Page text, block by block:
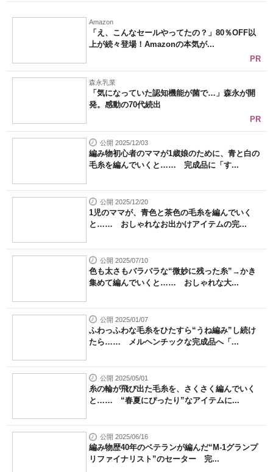
Amazon
「え、こんなセールやってたの？」80％OFF以
上が続々登場！Amazonの本気が...
PR
森永乳業
「気になっていた認知機能が菌で…」森永が開
発。感動の70代続出
PR
公開 2025/12/03
編み物初心者のママが1歳娘のために、青と白の
毛糸を編んでいくと…… 完成品に「す...
公開 2025/12/20
1児のママが、青色と茶色の毛糸を編んでいく
と…… おしゃれなお出かけアイテムの完...
公開 2025/07/10
色も太さもバラバラな“微妙に残った糸”→かき
集めて編んでいくと…… おしゃれな大...
公開 2025/01/07
ふわっふわな毛糸をひたすら“うね編み”し続け
たら…… メルヘンチックな完成品へ「...
公開 2025/05/01
糸の輪が飛び出た毛糸を、さくさく編んでいく
と…… “春夏にぴったり”なアイテムに...
公開 2025/06/16
編み物歴40年のベテランが編んだ“M-1グランプ
リファイナリスト”のセーター 完...